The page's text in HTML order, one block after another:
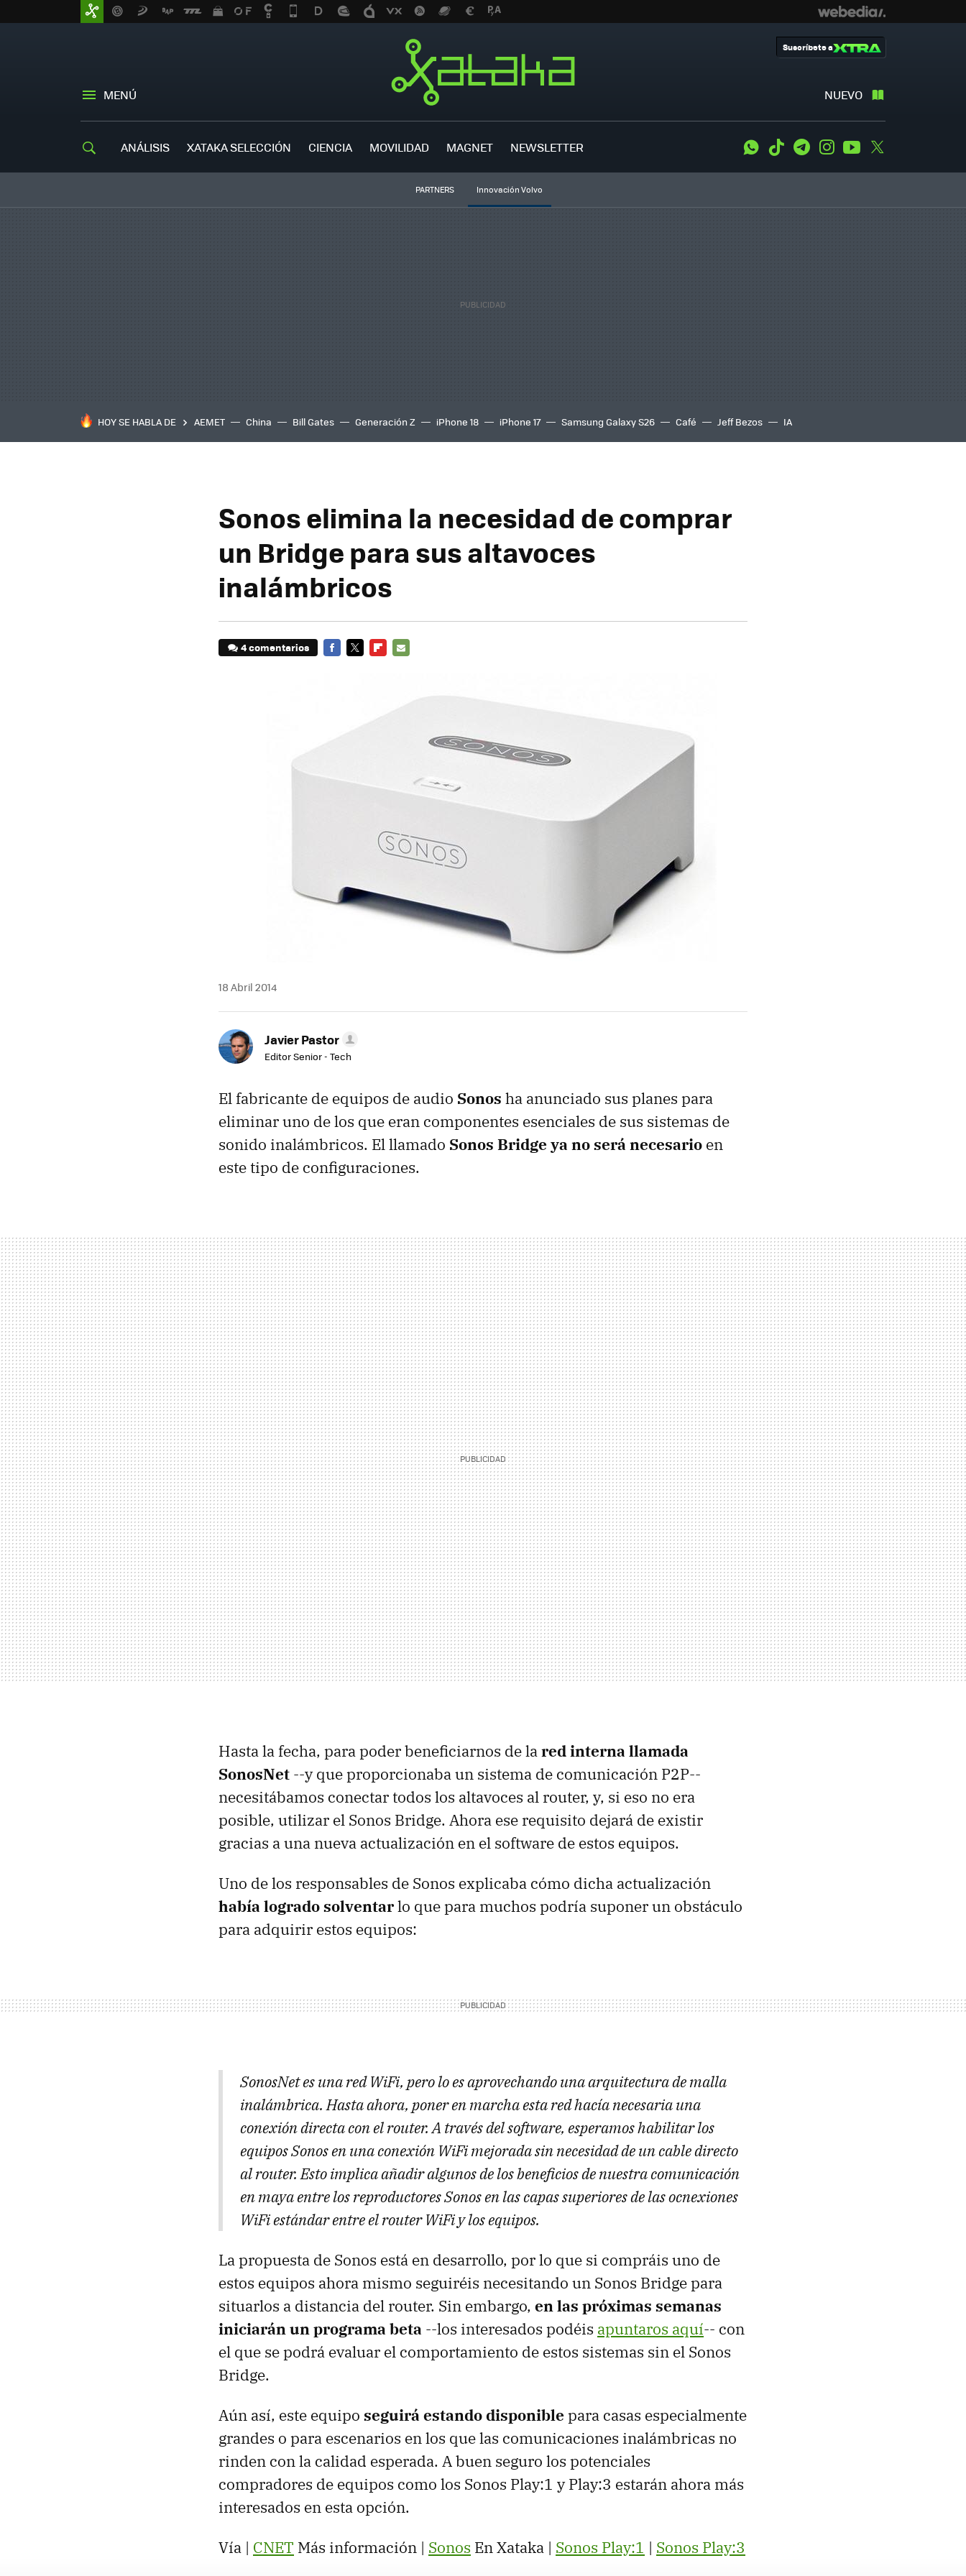
MENÚ NUEVO
Suscríbete a
ANÁLISIS XATAKA SELECCIÓN CIENCIA MOVILIDAD MAGNET NEWSLETTER WhatsApp
Tiktok TelegramInstagramYoutube
PARTNERS Innovación Volvo
HOY SE HABLA DE AEMET China Bill Gates Generación Z iPhone 18 iPhone 17 Samsung Galaxy S26 Café Jeff Bezos IA
Sonos elimina la necesidad de comprar
un Bridge para sus altavoces
inalámbricos
4 comentarios
18 Abril 2014
Javier Pastor
Editor Senior - Tech
El fabricante de equipos de audio Sonos ha anunciado sus planes para
eliminar uno de los que eran componentes esenciales de sus sistemas de
sonido inalámbricos. El llamado Sonos Bridge ya no será necesario en
este tipo de configuraciones.
Hasta la fecha, para poder beneficiarnos de lared interna llamada
SonosNet --y que proporcionaba un sistema de comunicación P2P--
necesitábamos conectar todos los altavoces al router, y, si eso no era
posible, utilizar el Sonos Bridge. Ahora ese requisito dejará de existir
gracias a una nueva actualización en el software de estos equipos.
Uno de los responsables de Sonos explicaba cómo dicha actualización
había logrado solventarlo que para muchos podría suponer un obstáculo
para adquirir estos equipos:
SonosNet es una red WiFi, pero lo es aprovechando una arquitectura de malla
inalámbrica. Hasta ahora, poner en marcha esta red hacía necesaria una
conexión directa con el router. A través del software, esperamos habilitar los
equipos Sonos en una conexión WiFi mejorada sin necesidad de un cable directo
al router. Esto implica añadir algunos de los beneficios de nuestra comunicación
en maya entre los reproductores Sonos en las capas superiores de las ocnexiones
WiFi estándar entre el router WiFi y los equipos.
La propuesta de Sonos está en desarrollo, por lo que si compráis uno de
estos equipos ahora mismo seguiréis necesitando un Sonos Bridge para
situarlos a distancia del router. Sin embargo, en las próximas semanas
iniciarán un programa beta --los interesados podéis apuntaros aquí-- con
el que se podrá evaluar el comportamiento de estos sistemas sin el Sonos
Bridge.
Aún así, este equipo seguirá estando disponible para casas especialmente
grandes o para escenarios en los que las comunicaciones inalámbricas no
rinden con la calidad esperada. A buen seguro los potenciales
compradores de equipos como los Sonos Play:1 y Play:3 estarán ahora más
interesados en esta opción.
Vía | CNET Más información | Sonos En Xataka | Sonos Play:1 | Sonos Play:3